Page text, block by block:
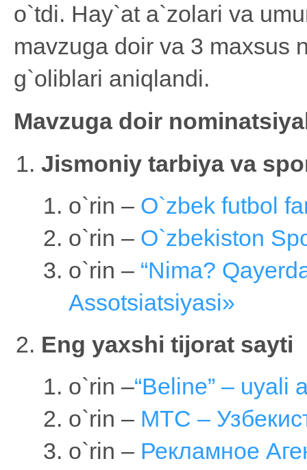
o`tdi. Hay`at a`zolari va
mavzuga doir va 3 maxsus
g`oliblari aniqlandi.
Mavzuga doir
Jismoniy tarbiya va
o`rin – O`zbek futbol
o`rin – O`zbekiston
o`rin – “Nima?
Assotsiatsiyasi»
Eng yaxshi tijorat sayti
o`rin –“Beline” – uyali
o`rin – МТС –
o`rin – Рекламное